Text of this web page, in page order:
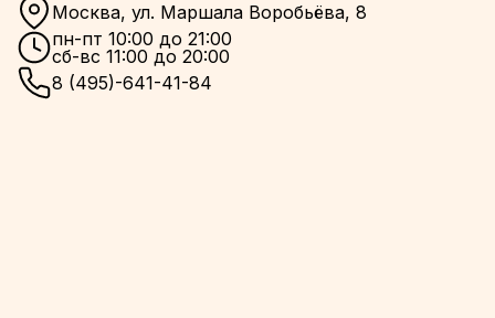
Москва, ул. Маршала Воробьёва, 8
пн-пт 10:00 до 21:00
сб-вс 11:00 до 20:00
8 (495)-641-41-84